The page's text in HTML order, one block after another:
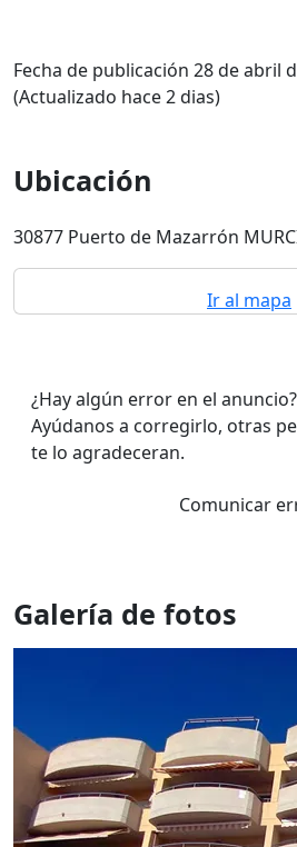
Fecha de publicación 28 de abril
(Actualizado hace 2 dias)
Ubicación
30877 Puerto de Mazarrón
Ir al mapa
¿Hay algún error en el anuncio?
Ayúdanos a corregirlo, otras
te lo agradeceran.
Comunicar
Galería de fotos